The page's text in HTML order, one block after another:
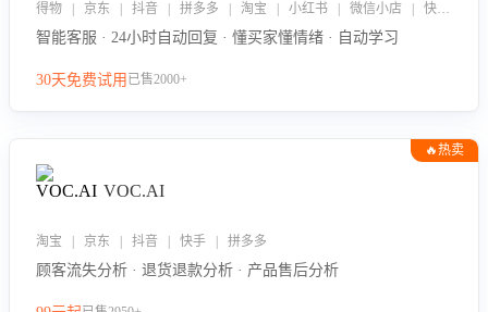
得物 | 京东 | 抖音 | 拼多多 | 淘宝 | 小红书 | 微信小店 | 快手 | 唯品会
智能客服 · 24小时自动回复 · 懂买家懂情绪 · 自动学习
30天免费试用 已售2000+
🔥热卖
VOC.AI
淘宝 | 京东 | 抖音 | 快手 | 拼多多
顾客流失分析 · 退货退款分析 · 产品售后分析